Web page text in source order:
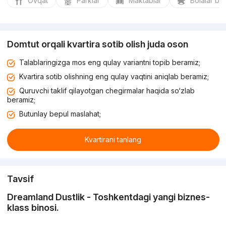
Domtut orqali kvartira sotib olish juda oson
Talablaringizga mos eng qulay variantni topib beramiz;
Kvartira sotib olishning eng qulay vaqtini aniqlab beramiz;
Quruvchi taklif qilayotgan chegirmalar haqida so‘zlab
beramiz;
Butunlay bepul maslahat;
Kvartirani tanlang
Tavsif
Dreamland Dustlik - Toshkentdagi yangi biznes-
klass binosi.